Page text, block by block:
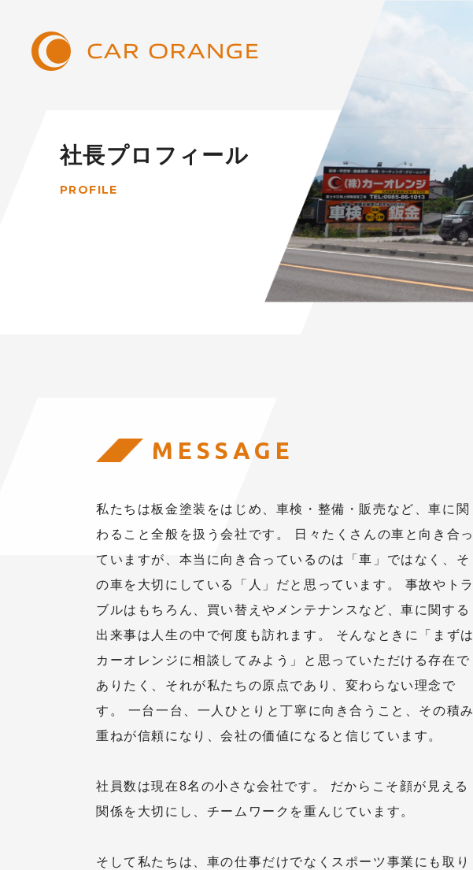
社長プロフィール
PROFILE
MESSAGE
私たちは板金塗装をはじめ、車検・整備・販売など、車に関
わること全般を扱う会社です。 日々たくさんの車と向き合っ
ていますが、本当に向き合っているのは「車」ではなく、そ
の車を大切にしている「人」だと思っています。 事故やトラ
ブルはもちろん、買い替えやメンテナンスなど、車に関する
出来事は人生の中で何度も訪れます。 そんなときに「まずは
カーオレンジに相談してみよう」と思っていただける存在で
ありたく、それが私たちの原点であり、変わらない理念で
す。 一台一台、一人ひとりと丁寧に向き合うこと、その積み
重ねが信頼になり、会社の価値になると信じています。
社員数は現在8名の小さな会社です。 だからこそ顔が見える
関係を大切にし、チームワークを重んじています。
そして私たちは、車の仕事だけでなくスポーツ事業にも取り